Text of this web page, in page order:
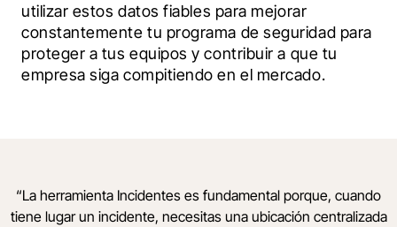
utilizar estos datos fiables para mejorar
constantemente tu programa de seguridad para
proteger a tus equipos y contribuir a que tu
empresa siga compitiendo en el mercado.
“La herramienta Incidentes es fundamental porque, cuando
tiene lugar un incidente, necesitas una ubicación centralizada